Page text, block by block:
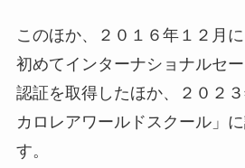
このほか、２０１６年１２月
初めてインターナショナルセー
認証を取得したほか、２０２
カロレアワールドスクール」
す。